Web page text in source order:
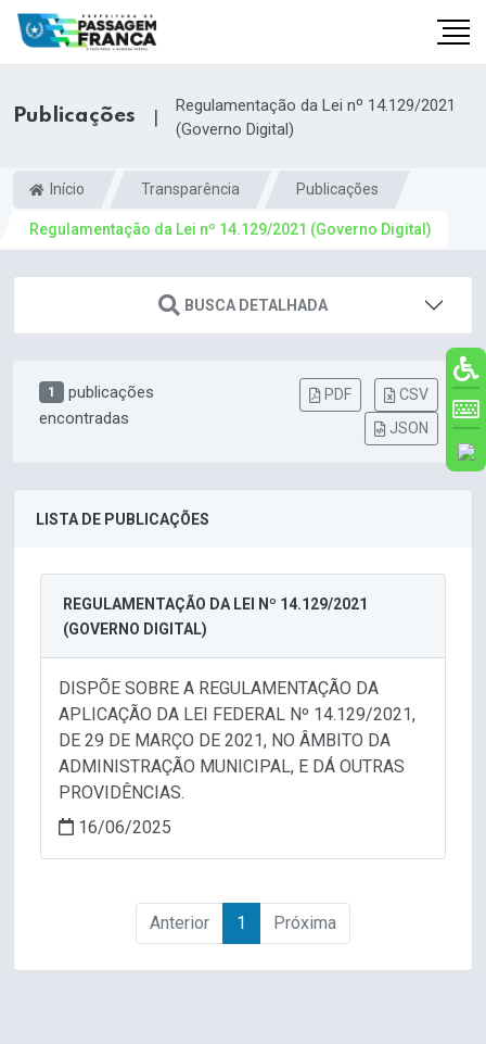
Publicações |
Regulamentação da Lei nº 14.129/2021
(Governo Digital)
Início Transparência Publicações
Regulamentação da Lei nº 14.129/2021 (Governo Digital)
BUSCA DETALHADA
1
publicações
encontradas
PDF
CSV
JSON
LISTA DE PUBLICAÇÕES
REGULAMENTAÇÃO DA LEI Nº 14.129/2021
(GOVERNO DIGITAL)
DISPÕE SOBRE A REGULAMENTAÇÃO DA
APLICAÇÃO DA LEI FEDERAL Nº 14.129/2021,
DE 29 DE MARÇO DE 2021, NO ÂMBITO DA
ADMINISTRAÇÃO MUNICIPAL, E DÁ OUTRAS
PROVIDÊNCIAS.
16/06/2025
Anterior 1 Próxima